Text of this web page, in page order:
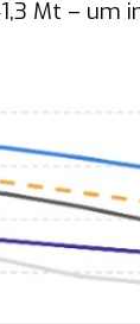
Mt – um